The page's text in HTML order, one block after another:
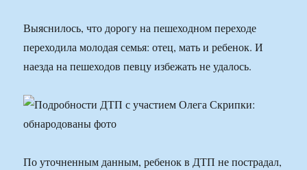
Выяснилось, что дорогу на пешеходном переходе
переходила молодая семья: отец, мать и ребенок. И
наезда на пешеходов певцу избежать не удалось.
По уточненным данным, ребенок в ДТП не пострадал,